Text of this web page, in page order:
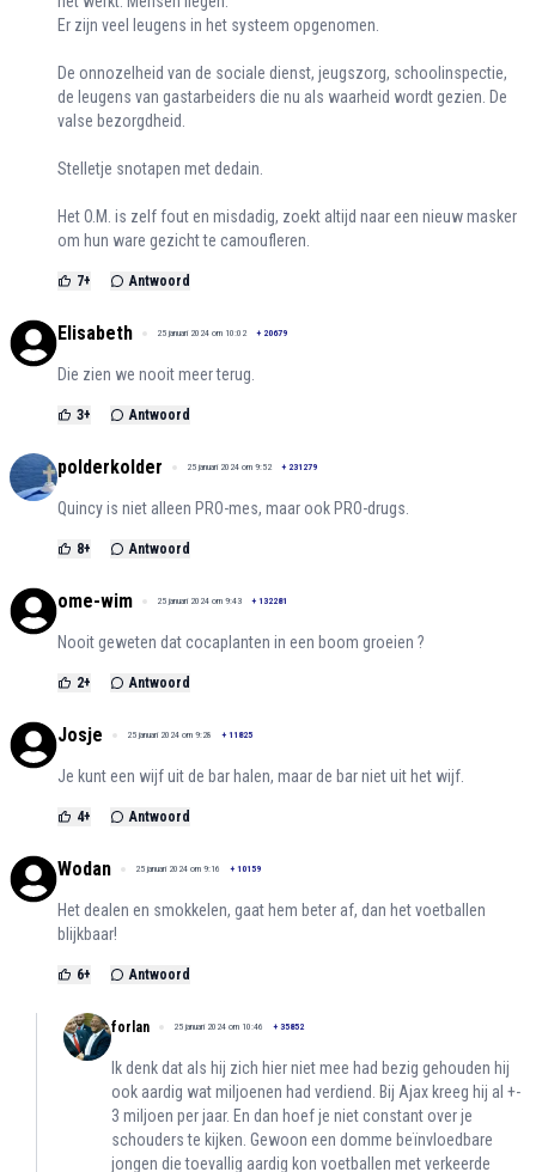
Er zijn veel leugens in het systeem opgenomen.
De onnozelheid van de sociale dienst, jeugszorg, schoolinspectie,
de leugens van gastarbeiders die nu als waarheid wordt gezien. De
valse bezorgdheid.
Stelletje snotapen met dedain.
Het O.M. is zelf fout en misdadig, zoekt altijd naar een nieuw masker
om hun ware gezicht te camoufleren.
7+ Antwoord
Elisabeth 25 januari 2024 om 10:02 + 20679
Die zien we nooit meer terug.
3+ Antwoord
polderkolder 25 januari 2024 om 9:52 + 231279
Quincy is niet alleen PRO-mes, maar ook PRO-drugs.
8+ Antwoord
ome-wim 25 januari 2024 om 9:43 + 132281
Nooit geweten dat cocaplanten in een boom groeien ?
2+ Antwoord
Josje 25 januari 2024 om 9:28 + 11825
Je kunt een wijf uit de bar halen, maar de bar niet uit het wijf.
4+ Antwoord
Wodan 25 januari 2024 om 9:16 + 10159
Het dealen en smokkelen, gaat hem beter af, dan het voetballen
blijkbaar!
6+ Antwoord
forlan 25 januari 2024 om 10:46 + 35852
Ik denk dat als hij zich hier niet mee had bezig gehouden hij
ook aardig wat miljoenen had verdiend. Bij Ajax kreeg hij al +-
3 miljoen per jaar. En dan hoef je niet constant over je
schouders te kijken. Gewoon een domme beïnvloedbare
jongen die toevallig aardig kon voetballen met verkeerde